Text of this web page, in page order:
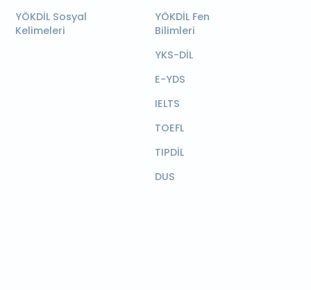
YÖKDİL Sosyal
Kelimeleri
YÖKDİL Fen
Bilimleri
YKS-DİL
E-YDS
IELTS
TOEFL
TIPDİL
DUS